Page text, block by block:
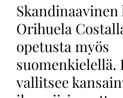
Skandinaavinen
Orihuela
opetusta myös
suomenkielellä.
vallitsee